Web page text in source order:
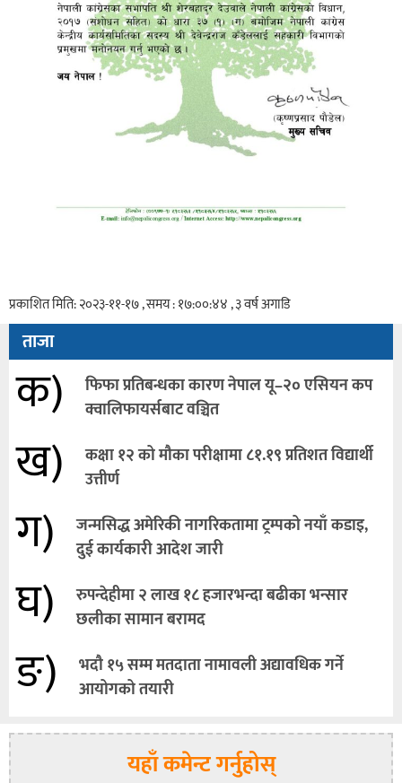
प्रकाशित मिति: २०२३-११-१७ , समय : १७:००:४४ , ३ वर्ष अगाडि
ताजा
क)
फिफा प्रतिबन्धका कारण नेपाल यू–२० एसियन कप
क्वालिफायर्सबाट वञ्चित
ख)
कक्षा १२ को मौका परीक्षामा ८१.१९ प्रतिशत विद्यार्थी
उत्तीर्ण
ग)
जन्मसिद्ध अमेरिकी नागरिकतामा ट्रम्पको नयाँ कडाइ,
दुई कार्यकारी आदेश जारी
घ)
रुपन्देहीमा २ लाख १८ हजारभन्दा बढीका भन्सार
छलीका सामान बरामद
ङ)
भदौ १५ सम्म मतदाता नामावली अद्यावधिक गर्ने
आयोगको तयारी
यहाँ कमेन्ट गर्नुहोस्